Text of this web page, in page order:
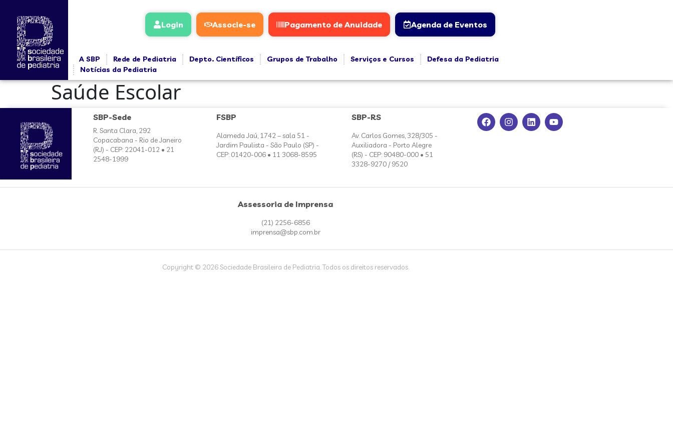
Login Associe-se Pagamento de Anuidade Agenda de Eventos
A SBP Rede de Pediatria Depto. Científicos Grupos de Trabalho Serviços e Cursos
Defesa da Pediatria
Notícias da Pediatria
Saúde Escolar
SBP-Sede
R. Santa Clara, 292
Copacabana - Rio de Janeiro
(RJ) - CEP: 22041-012 • 21
2548-1999
FSBP
Alameda Jaú, 1742 – sala 51 -
Jardim Paulista - São Paulo (SP) -
CEP: 01420-006 • 11 3068-8595
SBP-RS
Av. Carlos Gomes, 328/305 -
Auxiliadora - Porto Alegre
(RS) - CEP: 90480-000 • 51
3328-9270 / 9520
Assessoria de Imprensa
(21) 2256-6856
imprensa@sbp.com.br
Copyright © 2026 Sociedade Brasileira de Pediatria. Todos os direitos reservados.